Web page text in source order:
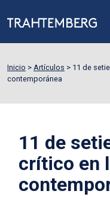
Inicio > Artículos > 11 de
contemporánea
11 de
crítico en